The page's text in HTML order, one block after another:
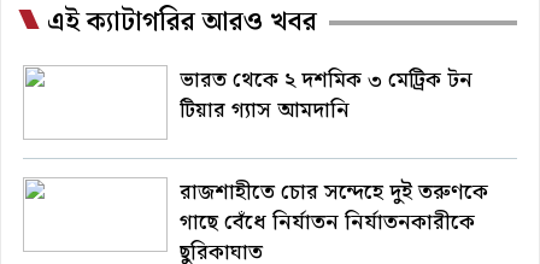
এই ক্যাটাগরির আরও খবর
ভারত থেকে ২ দশমিক ৩ মেট্রিক টন
টিয়ার গ্যাস আমদানি
রাজশাহীতে চোর সন্দেহে দুই তরুণকে
গাছে বেঁধে নির্যাতন নির্যাতনকারীকে
ছুরিকাঘাত